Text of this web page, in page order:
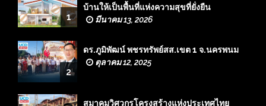
1
บ้านให้เป็นพื้นที่แห่งความสุขที่ยั่งยืน
มีนาคม 13, 2026
2
ดร.ภูมิพัฒน์ พชรทรัพย์สส.เขต 1 จ.นครพนม
ตุลาคม 12, 2025
สมาคมวิศวกรโครงสร้างแห่งประเทศไทย